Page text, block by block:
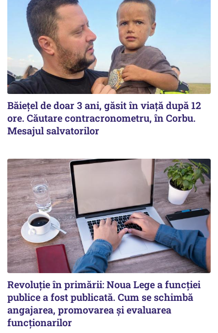
Băiețel de doar 3 ani, găsit în viață după 12
ore. Căutare contracronometru, în Corbu.
Mesajul salvatorilor
Revoluție în primării: Noua Lege a funcției
publice a fost publicată. Cum se schimbă
angajarea, promovarea și evaluarea
funcționarilor